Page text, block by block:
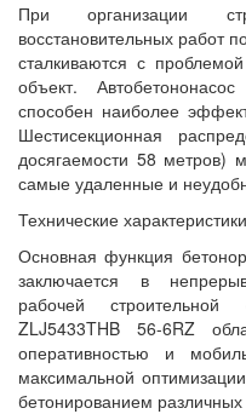
При организации
восстановительных работ
сталкиваются с
объект.
способен наиболее
Шестисекционная
досягаемости 58 метров)
самые удаленные и
Технические
Основная функция
заключается в
рабочей
ZLJ5433THB 56-6RZ
оперативностью и
максимальной
бетонированием различных